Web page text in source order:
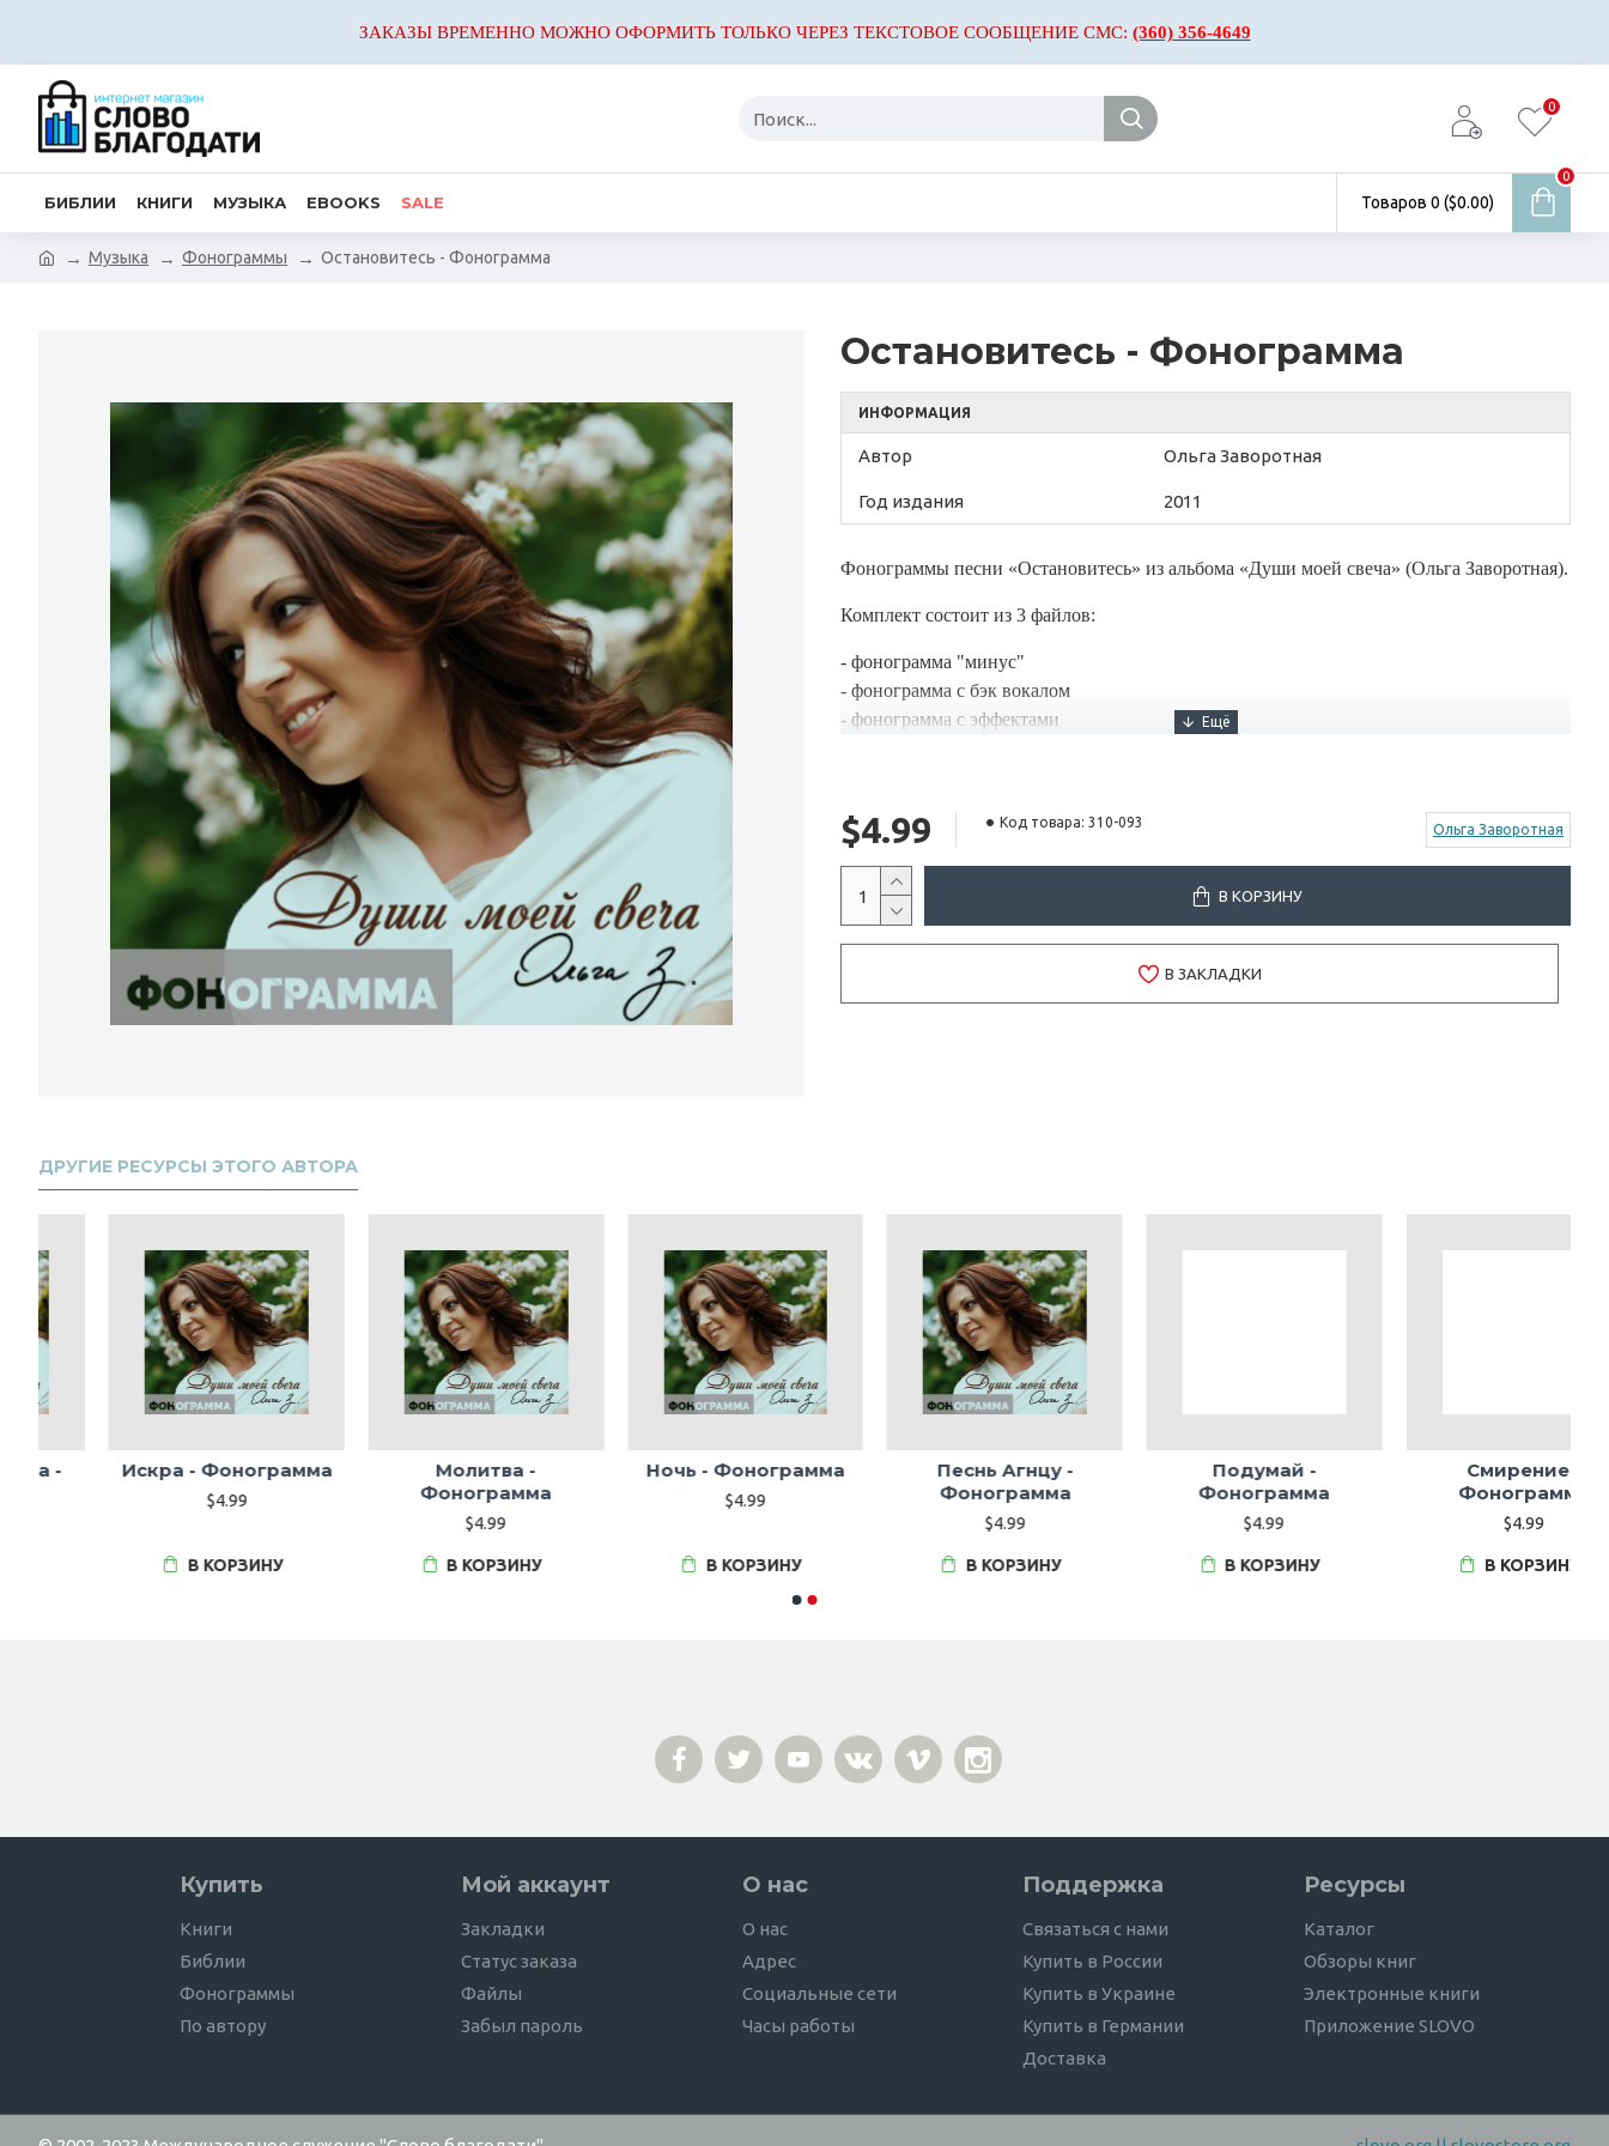
ЗАКАЗЫ ВРЕМЕННО МОЖНО ОФОРМИТЬ ТОЛЬКО ЧЕРЕЗ ТЕКСТОВОЕ СООБЩЕНИЕ СМС: (360) 356-4649
0
БИБЛИИ КНИГИ МУЗЫКА EBOOKS SALE Товаров 0 ($0.00)
0
Музыка Фонограммы Остановитесь - Фонограмма
Остановитесь - Фонограмма
ИНФОРМАЦИЯ
Автор Ольга Заворотная
Год издания 2011
Фонограммы песни «Остановитесь» из альбома «Души моей свеча» (Ольга Заворотная).
Комплект состоит из 3 файлов:
- фонограмма "минус"
- фонограмма с бэк вокалом
- фонограмма с эффектами
$4.99 Код товара: 310-093 Ольга Заворотная
В КОРЗИНУ
В ЗАКЛАДКИ
ДРУГИЕ РЕСУРСЫ ЭТОГО АВТОРА
Молитва -
Фонограмма
В КОРЗИНУ
Ночь - Фонограмма
$4.99
В КОРЗИНУ
Песнь Агнцу -
Фонограмма
В КОРЗИНУ
Подумай -
Фонограмма
В КОРЗИНУ
Смирение -
Фонограмма
В КОРЗИНУ
Христианин -
Фонограмма
В КОРЗИНУ
Купить
Книги
Библии
Фонограммы
По автору
Мой аккаунт
Закладки
Статус заказа
Файлы
Забыл пароль
О нас
О нас
Адрес
Социальные сети
Часы работы
Поддержка
Связаться с нами
Купить в России
Купить в Украине
Купить в Германии
Доставка
Ресурсы
Каталог
Обзоры книг
Электронные книги
Приложение SLOVO